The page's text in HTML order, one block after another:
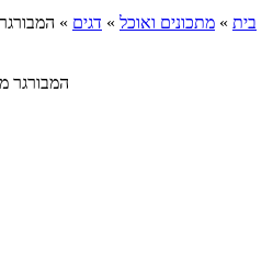
בית » מתכונים ואוכל » דגים »
המבורגר